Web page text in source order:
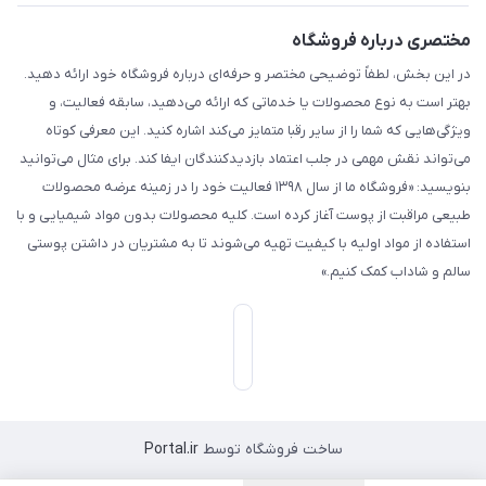
مختصری درباره فروشگاه
در این بخش، لطفاً توضیحی مختصر و حرفه‌ای درباره فروشگاه خود ارائه دهید.
بهتر است به نوع محصولات یا خدماتی که ارائه می‌دهید، سابقه فعالیت، و
ویژگی‌هایی که شما را از سایر رقبا متمایز می‌کند اشاره کنید. این معرفی کوتاه
می‌تواند نقش مهمی در جلب اعتماد بازدیدکنندگان ایفا کند. برای مثال می‌توانید
بنویسید: «فروشگاه ما از سال ۱۳۹۸ فعالیت خود را در زمینه عرضه محصولات
طبیعی مراقبت از پوست آغاز کرده است. کلیه محصولات بدون مواد شیمیایی و با
استفاده از مواد اولیه با کیفیت تهیه می‌شوند تا به مشتریان در داشتن پوستی
سالم و شاداب کمک کنیم.»
ساخت فروشگاه توسطPortal.ir